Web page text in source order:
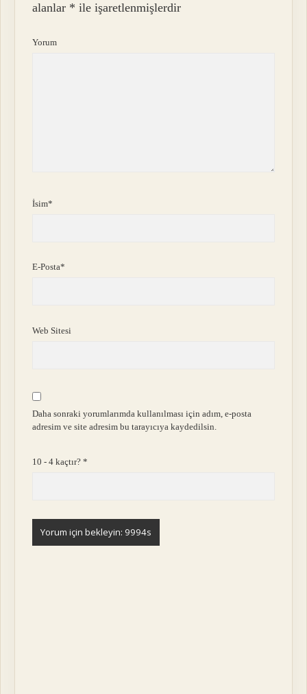
alanlar * ile işaretlenmişlerdir
Yorum
İsim*
E-Posta*
Web Sitesi
Daha sonraki yorumlarımda kullanılması için adım, e-posta
adresim ve site adresim bu tarayıcıya kaydedilsin.
10 - 4 kaçtır?*